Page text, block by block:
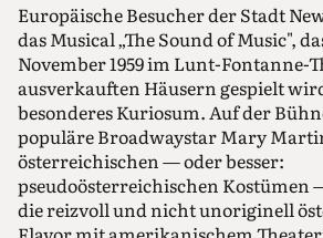
Europäische Besucher der Stadt
das Musical „The Sound of Music",
November 1959 im Lunt-Fontanne-
ausverkauften Häusern gespielt
besonderes Kuriosum. Auf der
populäre Broadwaystar Mary
österreichischen — oder besser:
pseudoösterreichischen Kostümen
die reizvoll und nicht unoriginell